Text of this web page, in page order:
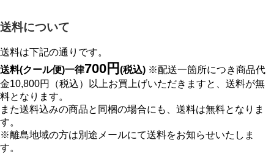
送料について
送料は下記の通りです。
送料(クール便)一律700円 (税込) ※配送一箇所につき商品代
金10,800円（税込）以上お買上げいただきますと、送料が無
料となります。
また送料込みの商品と同梱の場合にも、送料は無料となりま
す。
※離島地域の方は別途メールにて送料をお知らせいたしま
す。